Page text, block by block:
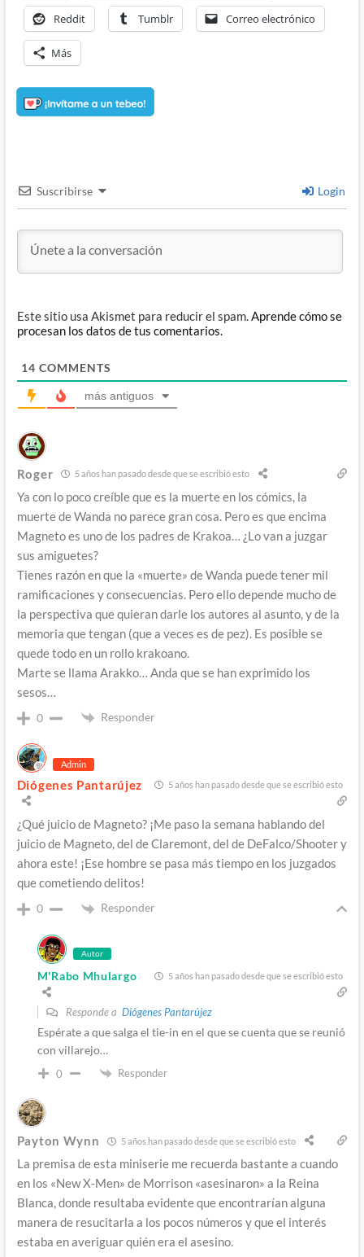
Reddit Tumblr Correo electrónico
Más
Suscribirse Login
Este sitio usa Akismet para reducir el spam.Aprende cómo se
procesan los datos de tus comentarios.
14 COMMENTS
más antiguos
Roger 5 años han pasado desde que se escribió esto
Ya con lo poco creíble que es la muerte en los cómics, la
muerte de Wanda no parece gran cosa. Pero es que encima
Magneto es uno de los padres de Krakoa… ¿Lo van a juzgar
sus amiguetes?
Tienes razón en que la «muerte» de Wanda puede tener mil
ramificaciones y consecuencias. Pero ello depende mucho de
la perspectiva que quieran darle los autores al asunto, y de la
memoria que tengan (que a veces es de pez). Es posible se
quede todo en un rollo krakoano.
Marte se llama Arakko… Anda que se han exprimido los
sesos…
0 Responder
Admin
Diógenes Pantarújez 5 años han pasado desde que se escribió esto
¿Qué juicio de Magneto? ¡Me paso la semana hablando del
juicio de Magneto, del de Claremont, del de DeFalco/Shooter y
ahora este! ¡Ese hombre se pasa más tiempo en los juzgados
que cometiendo delitos!
0 Responder
Autor
M'Rabo Mhulargo 5 años han pasado desde que se escribió esto
Responde a Diógenes Pantarújez
Espérate a que salga el tie-in en el que se cuenta que se reunió
con villarejo…
0 Responder
Payton Wynn 5 años han pasado desde que se escribió esto
La premisa de esta miniserie me recuerda bastante a cuando
en los «New X-Men» de Morrison «asesinaron» a la Reina
Blanca, donde resultaba evidente que encontrarían alguna
manera de resucitarla a los pocos números y que el interés
estaba en averiguar quién era el asesino.